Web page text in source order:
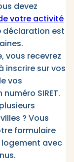
devez
votre activité
déclaration est
vous recevrez
inscrire sur vos
vos
SIRET.
? Vous
formulaire
logement avec